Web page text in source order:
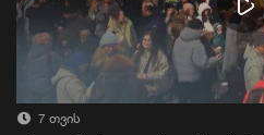
7 თვის